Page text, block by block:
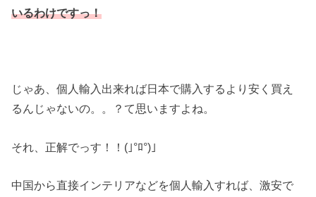
いるわけですっ！
じゃあ、個人輸入出来れば日本で購入するより安く買え
るんじゃないの。。？て思いますよね。
それ、正解でっす！！(｣°ﾛ°)｣
中国から直接インテリアなどを個人輸入すれば、激安で